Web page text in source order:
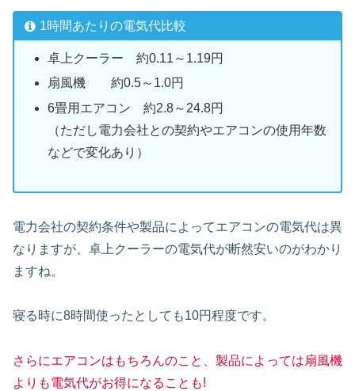
1時間あたりの電気代比較
卓上クーラー 約0.11～1.19円
扇風機 約0.5～1.0円
6畳用エアコン 約2.8～24.8円
（ただし電力会社との契約やエアコンの使用年数
などで変化あり）
電力会社の契約条件や製品によってエアコンの電気代は異
なりますが、卓上クーラーの電気代が断然安いのがわかり
ますね。
寝る時に8時間使ったとしても10円程度です。
さらにエアコンはもちろんのこと、製品によっては扇風機
よりも電気代がお得になることも!